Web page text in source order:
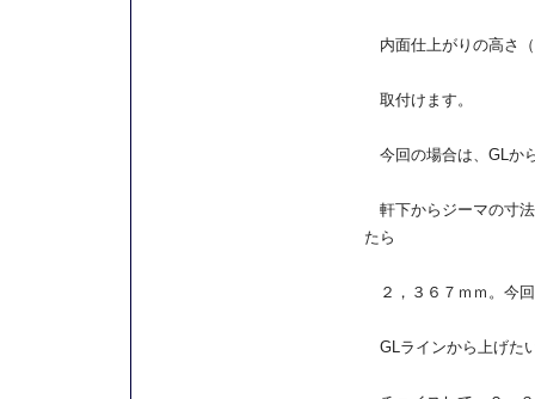
内面仕上がりの高さ
取付けます。
今回の場合は、GLか
軒下からジーマの寸
たら
２，３６７ｍｍ。今
GLラインから上げた